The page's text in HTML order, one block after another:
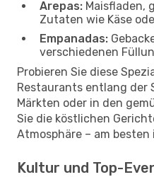
Arepas: Maisfladen,
Zutaten wie Käse
Empanadas:
verschiedenen
Probieren Sie diese
Restaurants entlang der
Märkten oder in den
Sie die köstlichen
Atmosphäre – am
Kultur und Top-